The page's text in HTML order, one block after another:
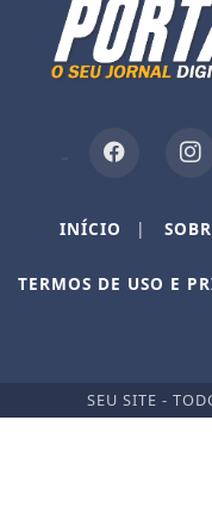
INÍCIO |
TERMOS DE USO E
SEU SITE -
Termos de Uso e
de Uso e